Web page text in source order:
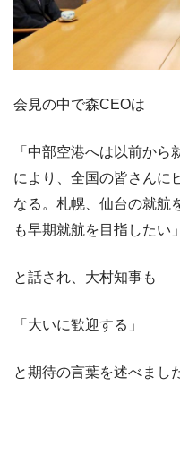
会見の中で森CEOは
「中部空港へは以前か
により、全国の皆さんに
なる。札幌、仙台の就航
も早期就航を目指したい」
と話され、大村知事も
「大いに歓迎する」
と期待の言葉を述べまし